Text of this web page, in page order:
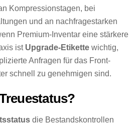
Kompressionstagen, bei
und an nachfragestarken
Premium-Inventar eine stärkere
ist Upgrade-Etikette wichtig,
Anfragen für das Front-
schnell zu genehmigen sind.
die Bestandskontrollen